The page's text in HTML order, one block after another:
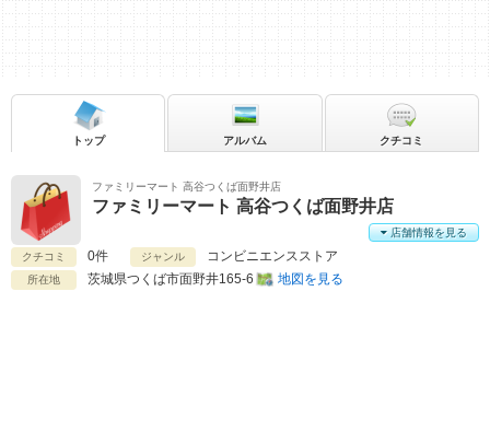
ファミリーマート 高谷つくば面野井店
ファミリーマート 高谷つくば面野井店
クチコミ 0件 ジャンル コンビニエンスストア
所在地 茨城県つくば市面野井165-6 地図を見る
店舗情報を見る
トップ アルバム クチコミ